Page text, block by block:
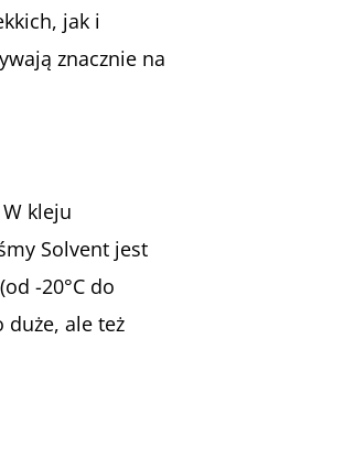
jak i
znacznie na
kleju
Solvent jest
-20°C do
duże, ale też